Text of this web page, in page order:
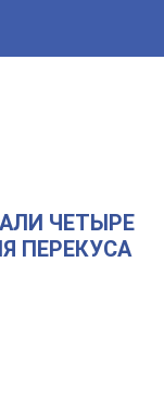
ЧЕТЫРЕ
ПЕРЕКУСА